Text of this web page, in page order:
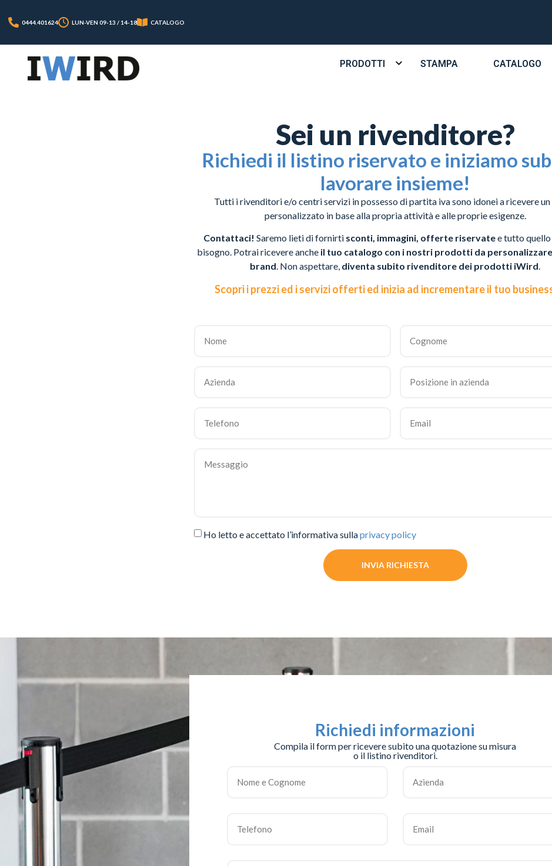
0444.401624 LUN-VEN 09-13 / 14-18 CATALOGO
PRODOTTI STAMPA CATALOGO
Sei un rivenditore?
Richiedi il listino riservato e iniziamo
lavorare insieme!
Tutti i rivenditori e/o centri servizi in possesso di partita iva sono idonei a ricevere
personalizzato in base alla propria attività e alle proprie esigenze.
Contattaci! Saremo lieti di fornirti sconti, immagini, offerte riservatee tutto quello
bisogno. Potrai ricevere ancheil tuo catalogo con i nostri prodotti da
brand. Non aspettare, diventa subito rivenditore dei prodotti iWird.
Scopri i prezzi ed i servizi offerti ed inizia ad incrementare il tuo
Ho letto e accettato l’informativa sullaprivacy policy
INVIA RICHIESTA
Richiedi informazioni
Compila il form per ricevere subito una quotazione su misura
o il listino rivenditori.